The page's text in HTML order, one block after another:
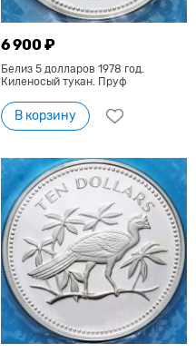
6 900 ₽
Белиз 5 долларов 1978 год.
Киленосый тукан. Пруф
В корзину